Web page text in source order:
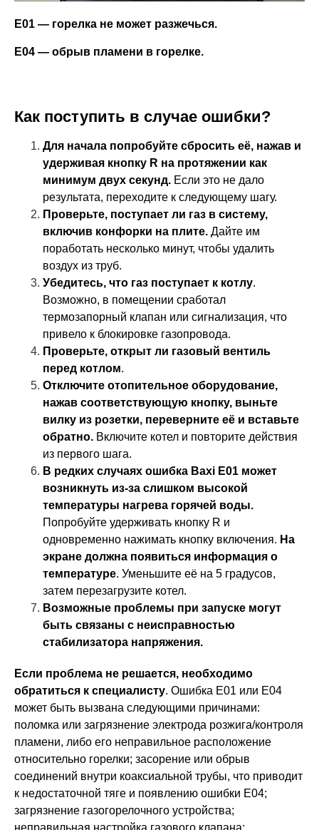
Е01 — горелка не может разжечься.
Е04 — обрыв пламени в горелке.
Как поступить в случае ошибки?
Для начала попробуйте сбросить её, нажав и
удерживая кнопку R на протяжении как
минимум двух секунд. Если это не дало
результата, переходите к следующему шагу.
Проверьте, поступает ли газ в систему,
включив конфорки на плите. Дайте им
поработать несколько минут, чтобы удалить
воздух из труб.
Убедитесь, что газ поступает к котлу.
Возможно, в помещении сработал
термозапорный клапан или сигнализация, что
привело к блокировке газопровода.
Проверьте, открыт ли газовый вентиль
перед котлом.
Отключите отопительное оборудование,
нажав соответствующую кнопку, выньте
вилку из розетки, переверните её и вставьте
обратно. Включите котел и повторите действия
из первого шага.
В редких случаях ошибка Baxi Е01 может
возникнуть из-за слишком высокой
температуры нагрева горячей воды.
Попробуйте удерживать кнопку R и
одновременно нажимать кнопку включения. На
экране должна появиться информация о
температуре. Уменьшите её на 5 градусов,
затем перезагрузите котел.
Возможные проблемы при запуске могут
быть связаны с неисправностью
стабилизатора напряжения.
Если проблема не решается, необходимо
обратиться к специалисту. Ошибка Е01 или Е04
может быть вызвана следующими причинами:
поломка или загрязнение электрода розжига/контроля
пламени, либо его неправильное расположение
относительно горелки; засорение или обрыв
соединений внутри коаксиальной трубы, что приводит
к недостаточной тяге и появлению ошибки Е04;
загрязнение газогорелочного устройства;
неправильная настройка газового клапана;